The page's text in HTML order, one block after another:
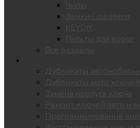
Замки / личинки
KEYDIY
Пульты для ворот
Все разделы
Дубликаты
Дубликаты мото ключей
Замена корпуса ключа
Ремонт ключей авто и
Программирование